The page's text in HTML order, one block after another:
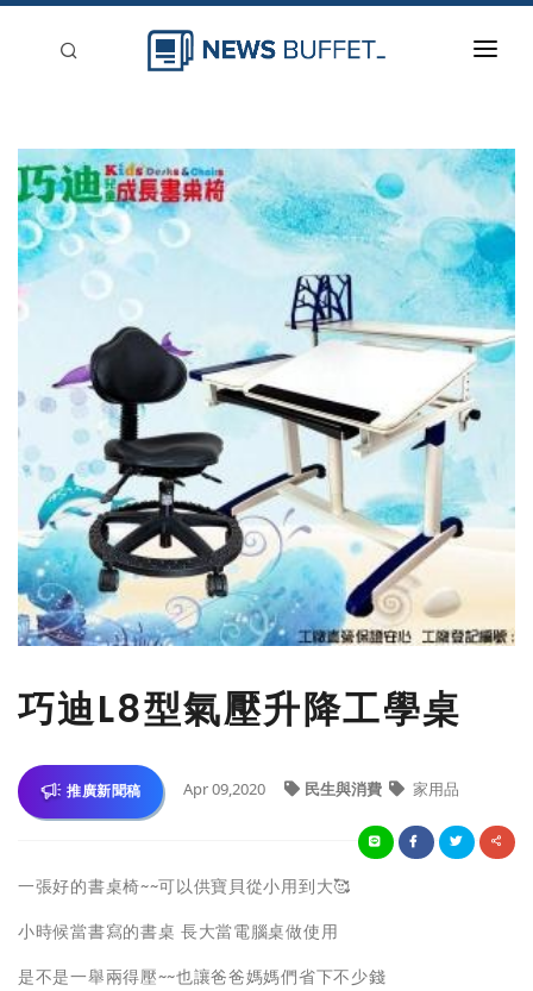
新聞稿分類
登入
刊登
巧迪L8型氣壓升降工學桌
推廣新聞稿 Apr 09,2020 民生與消費 家用品
一張好的書桌椅~~可以供寶貝從小用到大🥰
小時候當書寫的書桌 長大當電腦桌做使用
是不是一舉兩得壓~~也讓爸爸媽媽們省下不少錢